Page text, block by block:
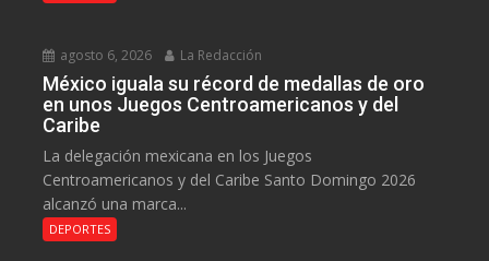
agosto 6, 2026 La Redacción
México iguala su récord de medallas de oro
en unos Juegos Centroamericanos y del
Caribe
La delegación mexicana en los Juegos
Centroamericanos y del Caribe Santo Domingo 2026
alcanzó una marca...
DEPORTES